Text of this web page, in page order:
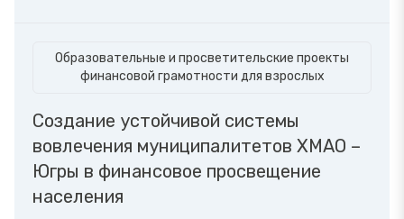
Образовательные и просветительские проекты
финансовой грамотности для взрослых
Создание устойчивой системы
вовлечения муниципалитетов ХМАО –
Югры в финансовое просвещение
населения